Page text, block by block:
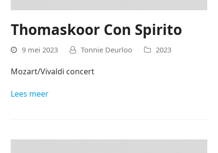
Thomaskoor Con Spirito
9 mei 2023 Tonnie Deurloo 2023
Mozart/Vivaldi concert
Lees meer